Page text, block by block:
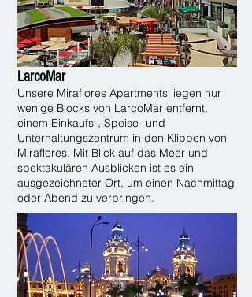
LarcoMar
Unsere Miraflores Apartments liegen nur
wenige Blocks von LarcoMar entfernt,
einem Einkaufs-, Speise- und
Unterhaltungszentrum in den Klippen von
Miraflores. Mit Blick auf das Meer und
spektakulären Ausblicken ist es ein
ausgezeichneter Ort, um einen Nachmittag
oder Abend zu verbringen.